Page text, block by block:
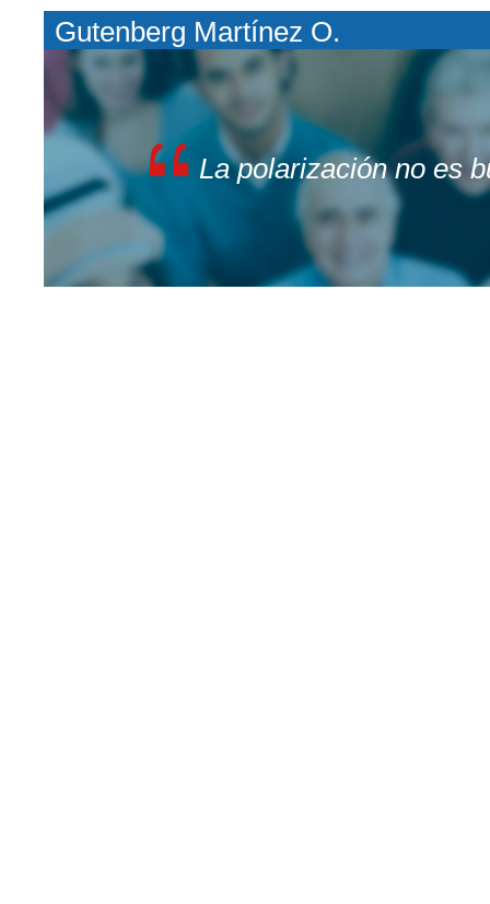
Gutenberg Martínez O.
La polarización no es